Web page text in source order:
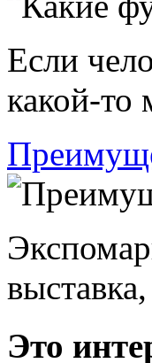
Если
какой-то
Это